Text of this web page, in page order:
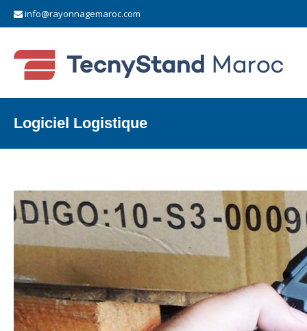
info@rayonnagemaroc.com
Logiciel Logistique